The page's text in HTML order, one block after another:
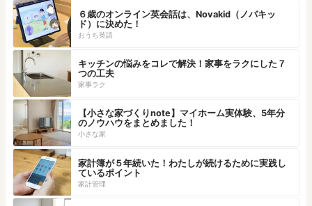
６歳のオンライン英会話は、Novakid（ノバキッ
ド）に決めた！
おうち英語
キッチンの悩みをコレで解決！家事をラクにした７
つの工夫
家事ラク
【小さな家づくりnote】マイホーム実体験、5年分
のノウハウをまとめました！
小さな家
家計簿が５年続いた！わたしが続けるために実践し
ているポイント
家計管理